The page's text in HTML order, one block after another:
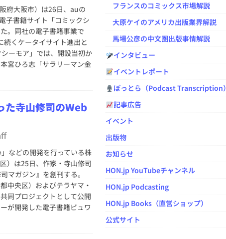
府大阪市）は26日、auの
子書籍サイト「コミックシ
。同社の電子書籍事業で
続くケータイサイト進出と
ーモア」では、開設当初か
宮ひろ志「サラリーマン金
た寺山修司のWeb
などの開発を行っている株
）は25日、作家・寺山修司
マガジン』を創刊する。
中央区）およびテラヤマ・
同プロジェクトとして公開
が開発した電子書籍ビュワ
フランスのコミックス市場解説
大原ケイのアメリカ出版業界解説
馬場公彦の中文圏出版事情解説
インタビュー
イベントレポート
ぽっとら（Podcast Transcription）
記事広告
イベント
出版物
お知らせ
HON.jp YouTubeチャンネル
HON.jp Podcasting
HON.jp Books（直営ショップ）
公式サイト